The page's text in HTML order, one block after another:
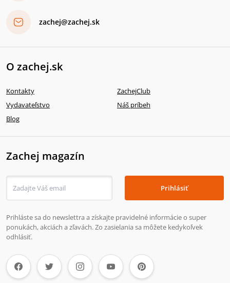
zachej@zachej.sk
O zachej.sk
Kontakty
ZachejClub
Vydavateľstvo
Náš príbeh
Blog
Zachej magazín
Prihlásiť
Prihláste sa do newslettra a získajte pravidelné informácie o super
ponukách, akciách a zľavách. Zo zasielania sa môžete kedykoľvek
odhlásiť.